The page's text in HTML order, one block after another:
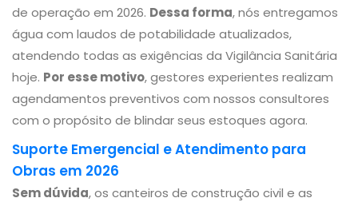
de operação em 2026. Dessa forma, nós entregamos
água com laudos de potabilidade atualizados,
atendendo todas as exigências da Vigilância Sanitária
hoje. Por esse motivo, gestores experientes realizam
agendamentos preventivos com nossos consultores
com o propósito de blindar seus estoques agora.
Suporte Emergencial e Atendimento para
Obras em 2026
Sem dúvida, os canteiros de construção civil e as